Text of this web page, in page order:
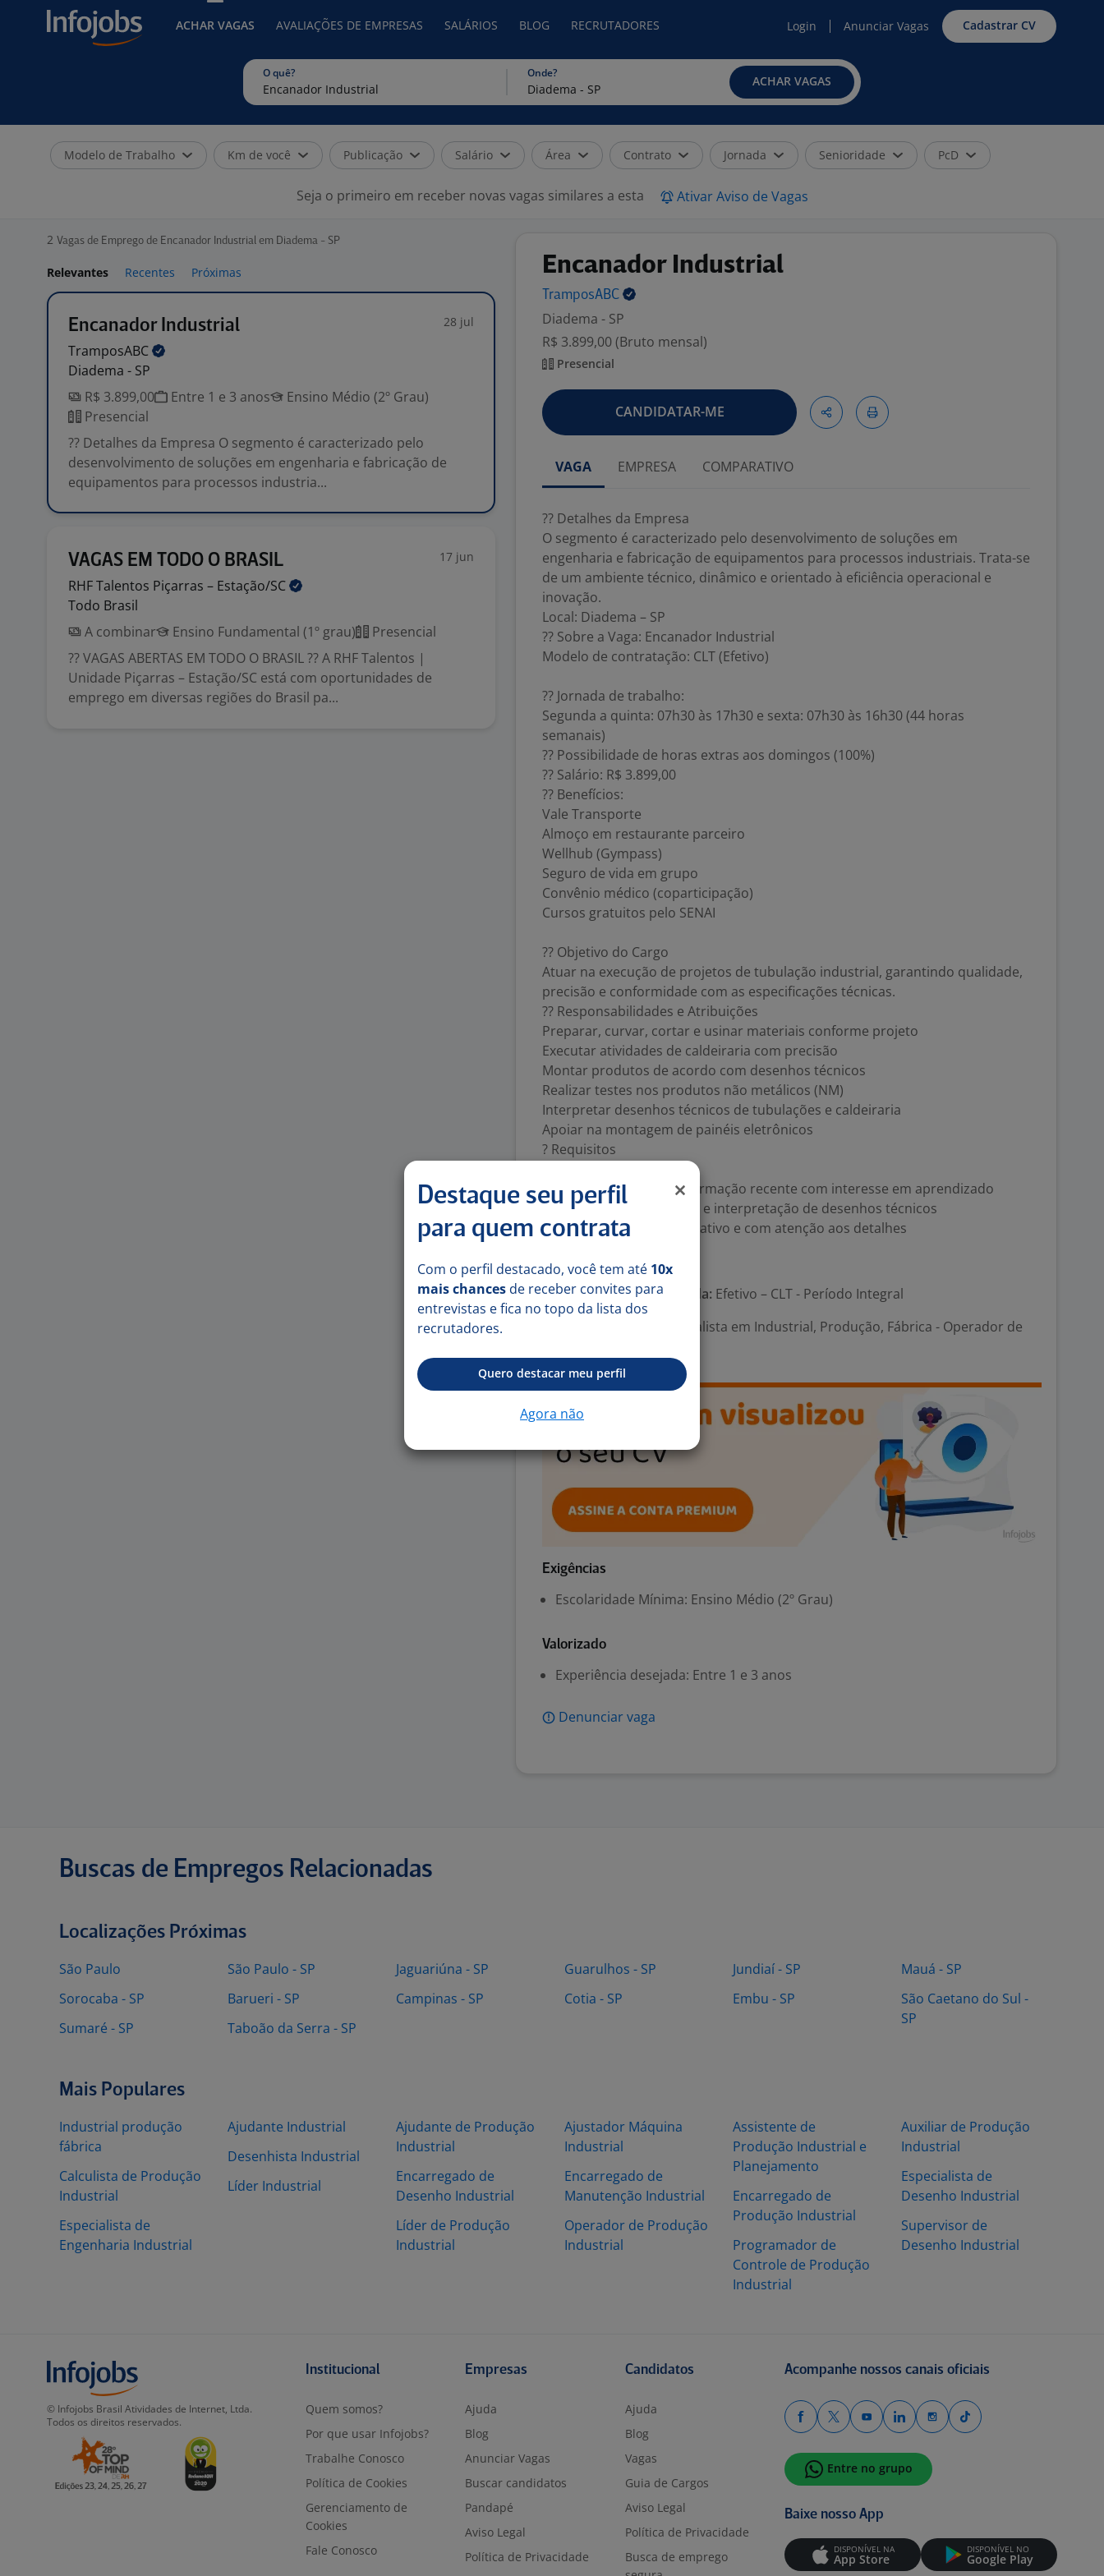
ACHAR VAGAS AVALIAÇÕES DE EMPRESAS SALÁRIOS BLOG RECRUTADORES Login Anunciar Vagas Cadastrar CV
O quê? Onde?
ACHAR VAGAS
Modelo de Trabalho Km de você Publicação Salário Área Contrato Jornada Senioridade PcD
Seja o primeiro em receber novas vagas similares a esta Ativar Aviso de Vagas
2 Vagas de Emprego de Encanador Industrial em Diadema - SP
Relevantes Recentes Próximas
Encanador Industrial 28 jul
TramposABC
Diadema - SP
R$ 3.899,00
Entre 1 e 3 anos
Ensino Médio (2º Grau)
Presencial
?? Detalhes da Empresa O segmento é caracterizado pelo
desenvolvimento de soluções em engenharia e fabricação de
equipamentos para processos industria...
VAGAS EM TODO O BRASIL 17 jun
RHF Talentos Piçarras – Estação/SC
Todo Brasil
A combinar
Ensino Fundamental (1º grau)
Presencial
?? VAGAS ABERTAS EM TODO O BRASIL ?? A RHF Talentos |
Unidade Piçarras – Estação/SC está com oportunidades de
emprego em diversas regiões do Brasil pa...
Encanador Industrial
TramposABC
Diadema - SP
R$ 3.899,00 (Bruto mensal)
Presencial
CANDIDATAR-ME
VAGA EMPRESA COMPARATIVO
?? Detalhes da Empresa
O segmento é caracterizado pelo desenvolvimento de soluções em
engenharia e fabricação de equipamentos para processos industriais. Trata-se
de um ambiente técnico, dinâmico e orientado à eficiência operacional e
inovação.
Local: Diadema – SP
?? Sobre a Vaga: Encanador Industrial
Modelo de contratação: CLT (Efetivo)
?? Jornada de trabalho:
Segunda a quinta: 07h30 às 17h30 e sexta: 07h30 às 16h30 (44 horas
semanais)
?? Possibilidade de horas extras aos domingos (100%)
?? Salário: R$ 3.899,00
?? Benefícios:
Vale Transporte
Almoço em restaurante parceiro
Wellhub (Gympass)
Seguro de vida em grupo
Convênio médico (coparticipação)
Cursos gratuitos pelo SENAI
?? Objetivo do Cargo
Atuar na execução de projetos de tubulação industrial, garantindo qualidade,
precisão e conformidade com as especificações técnicas.
?? Responsabilidades e Atribuições
Preparar, curvar, cortar e usinar materiais conforme projeto
Executar atividades de caldeiraria com precisão
Montar produtos de acordo com desenhos técnicos
Realizar testes nos produtos não metálicos (NM)
Interpretar desenhos técnicos de tubulações e caldeiraria
Apoiar na montagem de painéis eletrônicos
? Requisitos
Experiência na área ou formação recente com interesse em aprendizado
Conhecimento em leitura e interpretação de desenhos técnicos
Perfil comprometido, proativo e com atenção aos detalhes
Número de vagas:1
Tipo de contrato e Jornada: Efetivo – CLT - Período Integral
Especialista em Industrial, Produção, Fábrica - Operador de
Exigências
Escolaridade Mínima: Ensino Médio (2º Grau)
Valorizado
Experiência desejada: Entre 1 e 3 anos
Denunciar vaga
Buscas de Empregos Relacionadas
Localizações Próximas
São Paulo
Sorocaba - SP
Sumaré - SP
São Paulo - SP
Barueri - SP
Taboão da Serra - SP
Jaguariúna - SP
Campinas - SP
Guarulhos - SP
Cotia - SP
Jundiaí - SP
Embu - SP
Mauá - SP
São Caetano do Sul -
SP
Mais Populares
Industrial produção
fábrica
Calculista de Produção
Industrial
Especialista de
Engenharia Industrial
Ajudante Industrial
Desenhista Industrial
Líder Industrial
Ajudante de Produção
Industrial
Encarregado de
Desenho Industrial
Líder de Produção
Industrial
Ajustador Máquina
Industrial
Encarregado de
Manutenção Industrial
Operador de Produção
Industrial
Assistente de
Produção Industrial e
Planejamento
Encarregado de
Produção Industrial
Programador de
Controle de Produção
Industrial
Auxiliar de Produção
Industrial
Especialista de
Desenho Industrial
Supervisor de
Desenho Industrial
Destaque seu perfil
para quem contrata
Com o perfil destacado, você tem até 10x
mais chances de receber convites para
entrevistas e fica no topo da lista dos
recrutadores.
Quero destacar meu perfil
Agora não
© Infojobs Brasil Atividades de Internet, Ltda.
Todos os direitos reservados.
Institucional
Quem somos?
Por que usar Infojobs?
Trabalhe Conosco
Política de Cookies
Gerenciamento de
Cookies
Fale Conosco
Empresas
Ajuda
Blog
Anunciar Vagas
Buscar candidatos
Pandapé
Aviso Legal
Política de Privacidade
Candidatos
Ajuda
Blog
Vagas
Guia de Cargos
Aviso Legal
Política de Privacidade
Busca de emprego
Acompanhe nossos canais oficiais
Entre no grupo
Baixe nosso App
DISPONÍVEL NA
App Store
DISPONÍVEL NO
Google Play